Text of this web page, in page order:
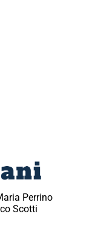
Perrino
Scotti